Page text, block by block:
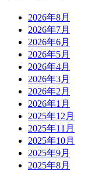
2026年8月
2026年7月
2026年6月
2026年5月
2026年4月
2026年3月
2026年2月
2026年1月
2025年12月
2025年11月
2025年10月
2025年9月
2025年8月